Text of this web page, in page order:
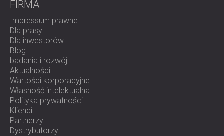
FIRMA
Impressum prawne
Dla prasy
Dla inwestorów
Blog
badania i rozwój
Aktualności
Wartości korporacyjne
Własność intelektualna
Polityka prywatności
Klienci
Partnerzy
Dystrybutorzy